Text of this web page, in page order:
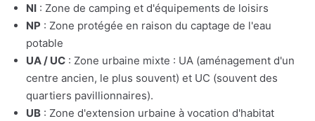
NI : Zone de camping et d'équipements de loisirs
NP : Zone protégée en raison du captage de l'eau
potable
UA / UC : Zone urbaine mixte : UA (aménagement d'un
centre ancien, le plus souvent) et UC (souvent des
quartiers pavillionnaires).
UB : Zone d'extension urbaine à vocation d'habitat